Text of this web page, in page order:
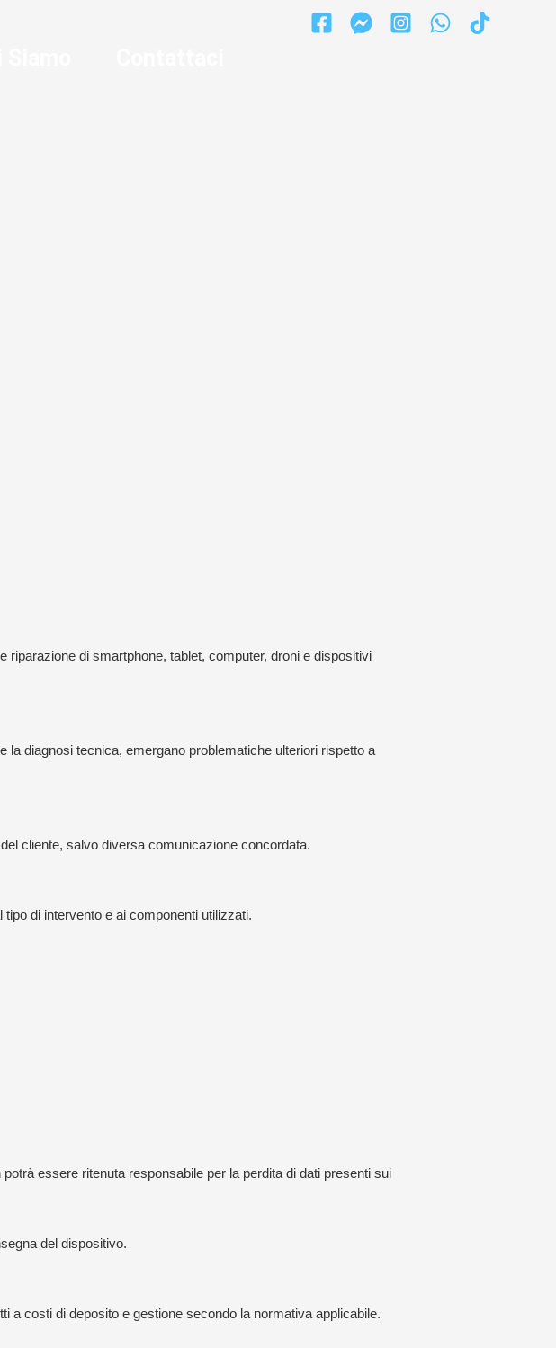
di smartphone, tablet, computer, droni e dispositivi
diagnosi tecnica, emergano problematiche ulteriori rispetto a
cliente, salvo diversa comunicazione concordata.
di intervento e ai componenti utilizzati.
essere ritenuta responsabile per la perdita di dati presenti sui
del dispositivo.
a costi di deposito e gestione secondo la normativa applicabile.